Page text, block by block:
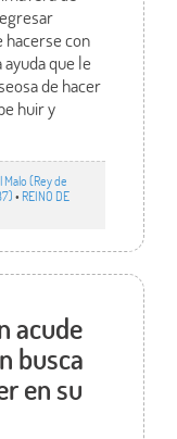
hacerse con
que le
de hacer
huir y
Malo (Rey de
• REINO DE
acude
busca
en su